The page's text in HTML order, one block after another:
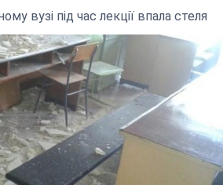
вузі під час лекції впала стеля